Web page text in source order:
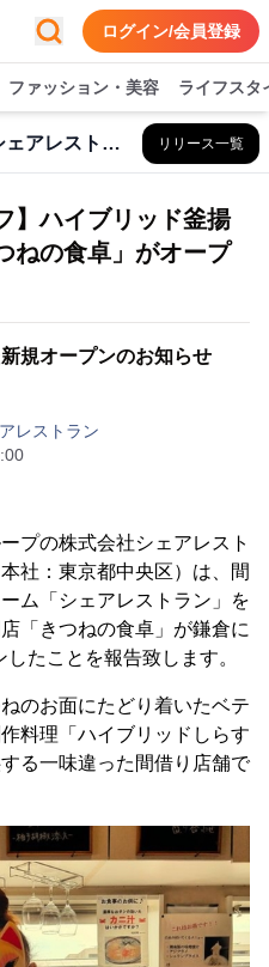
ログイン/会員登録
ファッション・美容 ライフスタ
吉野家HDグループ/株式会社シェアレストラン リリース一覧
】ハイブリッド釜揚
ねの食卓」がオープ
規オープンのお知らせ
レストラン
プの株式会社シェアレスト
社：東京都中央区）は、間
ム「シェアレストラン」を
「きつねの食卓」が鎌倉に
たことを報告致します。
のお面にたどり着いたベテ
料理「ハイブリッドしらす
る一味違った間借り店舗で